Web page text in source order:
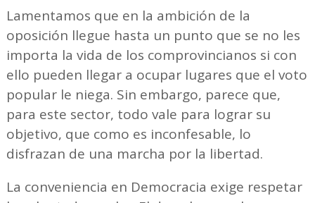
Lamentamos que en la ambición de la
oposición llegue hasta un punto que se no les
importa la vida de los comprovincianos si con
ello pueden llegar a ocupar lugares que el voto
popular le niega. Sin embargo, parece que,
para este sector, todo vale para lograr su
objetivo, que como es inconfesable, lo
disfrazan de una marcha por la libertad.
La conveniencia en Democracia exige respetar